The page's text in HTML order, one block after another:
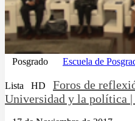
Posgrado Escuela de
Lista HD
Foros de
Universidad y la política |